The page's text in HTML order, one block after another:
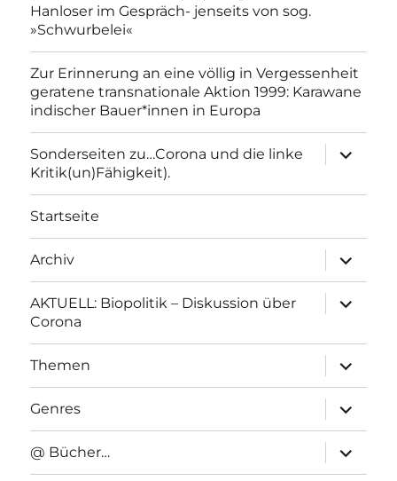
Hanloser im Gespräch- jenseits von sog.
»Schwurbelei«
Zur Erinnerung an eine völlig in Vergessenheit
geratene transnationale Aktion 1999: Karawane
indischer Bauer*innen in Europa
Sonderseiten zu…Corona und die linke
Kritik(un)Fähigkeit).
anzeigen
Startseite
Archiv
anzeigen
AKTUELL: Biopolitik – Diskussion über
Corona
anzeigen
Themen
anzeigen
Genres
anzeigen
@ Bücher…
anzeigen